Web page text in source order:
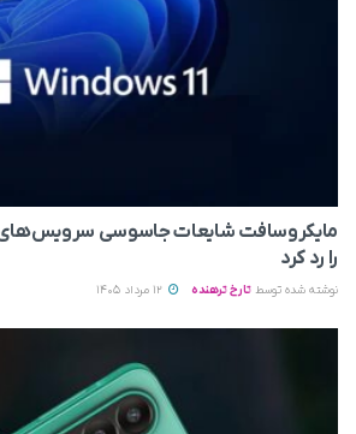
را رد کرد
نوشته شده توسط تارخ ترهنده